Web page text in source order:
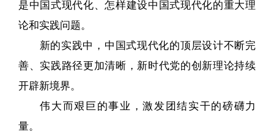
是中国式现代化、怎样建设中国式现代化的重大理
论和实践问题。
新的实践中，中国式现代化的顶层设计不断完
善、实践路径更加清晰，新时代党的创新理论持续
开辟新境界。
伟大而艰巨的事业，激发团结实干的磅礴力
量。